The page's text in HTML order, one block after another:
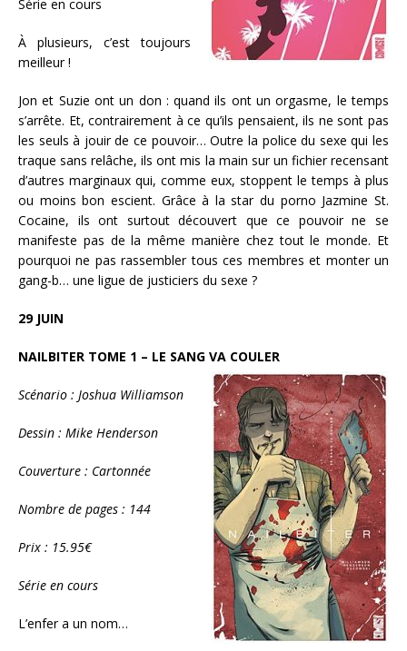
Série en cours
À plusieurs, c’est toujours
meilleur !
Jon et Suzie ont un don : quand ils ont un orgasme, le temps
s’arrête. Et, contrairement à ce qu’ils pensaient, ils ne sont pas
les seuls à jouir de ce pouvoir… Outre la police du sexe qui les
traque sans relâche, ils ont mis la main sur un fichier recensant
d’autres marginaux qui, comme eux, stoppent le temps à plus
ou moins bon escient. Grâce à la star du porno Jazmine St.
Cocaine, ils ont surtout découvert que ce pouvoir ne se
manifeste pas de la même manière chez tout le monde. Et
pourquoi ne pas rassembler tous ces membres et monter un
gang-b… une ligue de justiciers du sexe ?
29 JUIN
NAILBITER TOME 1 – LE SANG VA COULER
Scénario : Joshua Williamson
Dessin : Mike Henderson
Couverture : Cartonnée
Nombre de pages : 144
Prix : 15.95€
Série en cours
L’enfer a un nom…